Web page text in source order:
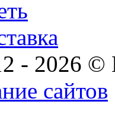
- 2026 ©
сайтов